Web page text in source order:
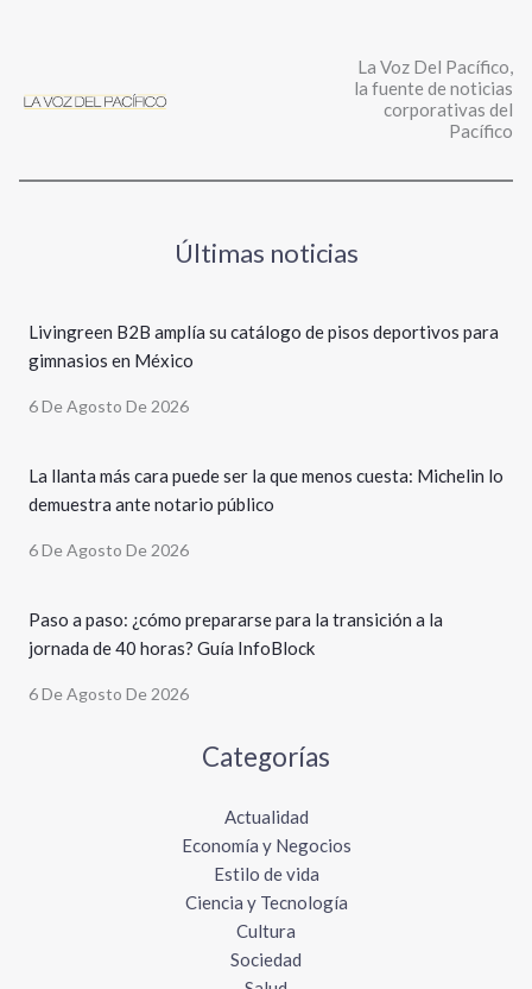
La Voz Del Pacífico,
la fuente de noticias
corporativas del
Pacífico
Últimas noticias
Livingreen B2B amplía su catálogo de pisos deportivos para
gimnasios en México
6 De Agosto De 2026
La llanta más cara puede ser la que menos cuesta: Michelin lo
demuestra ante notario público
6 De Agosto De 2026
Paso a paso: ¿cómo prepararse para la transición a la
jornada de 40 horas? Guía InfoBlock
6 De Agosto De 2026
Categorías
Actualidad
Economía y Negocios
Estilo de vida
Ciencia y Tecnología
Cultura
Sociedad